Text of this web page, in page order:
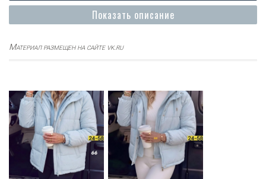
Показать описание
Материал размещен на сайте vk.ru